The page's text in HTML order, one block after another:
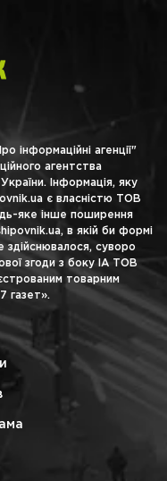
інформаційні агенції"
агентства
Інформація, яку
є власністю ТОВ
яке інше поширення
в якій би формі
здійснювалося, суворо
згоди з боку ІА ТОВ
товарним
газет».